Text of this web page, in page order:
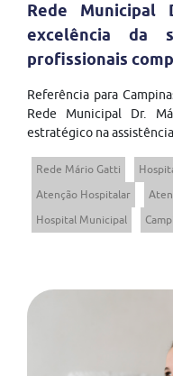
Rede Municipal
excelência da
profissionais
Referência para
Rede Municipal Dr.
estratégico na
Rede Mário Gatti
Atenção Hospitalar
Hospital Municipal